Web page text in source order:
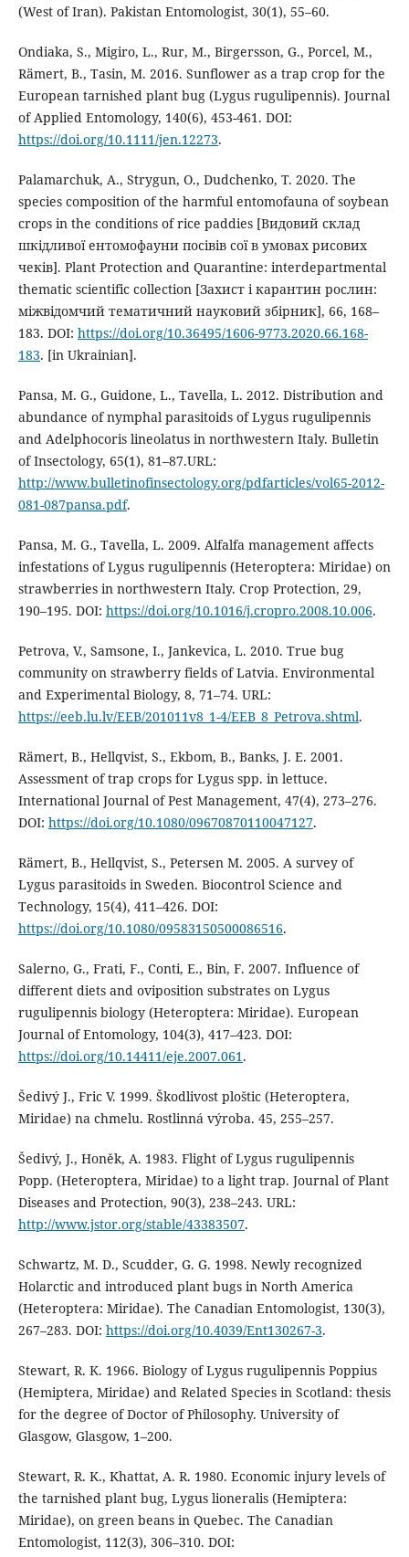
(West of Iran). Pakistan Entomologist, 30(1), 55–60.
Ondiaka, S., Migiro, L., Rur, M., Birgersson, G., Porcel, M.,
Rämert, B., Tasin, M. 2016. Sunflower as a trap crop for the
European tarnished plant bug (Lygus rugulipennis). Journal
of Applied Entomology, 140(6), 453-461. DOI:
https://doi.org/10.1111/jen.12273.
Palamarchuk, A., Strygun, O., Dudchenko, Т. 2020. The
species composition of the harmful entomofauna of soybean
crops in the conditions of rice paddies [Видовий склад
шкідливої ентомофауни посівів сої в умовах рисових
чеків]. Plant Protection and Quarantine: interdepartmental
thematic scientific collection [Захист і карантин рослин:
міжвідомчий тематичний науковий збірник], 66, 168–
183. DOI: https://doi.org/10.36495/1606-9773.2020.66.168-
183. [in Ukrainian].
Pansa, M. G., Guidone, L., Tavella, L. 2012. Distribution and
abundance of nymphal parasitoids of Lygus rugulipennis
and Adelphocoris lineolatus in northwestern Italy. Bulletin
of Insectology, 65(1), 81–87.URL:
http://www.bulletinofinsectology.org/pdfarticles/vol65-2012-
081-087pansa.pdf.
Pansa, M. G., Tavella, L. 2009. Alfalfa management affects
infestations of Lygus rugulipennis (Heteroptera: Miridae) on
strawberries in northwestern Italy. Crop Protection, 29,
190–195. DOI: https://doi.org/10.1016/j.cropro.2008.10.006.
Petrova, V., Samsone, I., Jankevica, L. 2010. True bug
community on strawberry fields of Latvia. Environmental
and Experimental Biology, 8, 71–74. URL:
https://eeb.lu.lv/EEB/201011v8_1-4/EEB_8_Petrova.shtml.
Rämert, B., Hellqvist, S., Ekbom, B., Banks, J. E. 2001.
Assessment of trap crops for Lygus spp. in lettuce.
International Journal of Pest Management, 47(4), 273–276.
DOI: https://doi.org/10.1080/09670870110047127.
Rämert, B., Hellqvist, S., Petersen M. 2005. A survey of
Lygus parasitoids in Sweden. Biocontrol Science and
Technology, 15(4), 411–426. DOI:
https://doi.org/10.1080/09583150500086516.
Salerno, G., Frati, F., Conti, E., Bin, F. 2007. Influence of
different diets and oviposition substrates on Lygus
rugulipennis biology (Heteroptera: Miridae). European
Journal of Entomology, 104(3), 417–423. DOI:
https://doi.org/10.14411/eje.2007.061 .
Šedivý J., Fric V. 1999. Škodlivost ploštic (Heteroptera,
Miridae) na chmelu. Rostlinná výroba. 45, 255–257.
Šedivý, J., Honěk, A. 1983. Flight of Lygus rugulipennis
Popp. (Heteroptera, Miridae) to a light trap. Journal of Plant
Diseases and Protection, 90(3), 238–243. URL:
http://www.jstor.org/stable/43383507.
Schwartz, M. D., Scudder, G. G. 1998. Newly recognized
Holarctic and introduced plant bugs in North America
(Heteroptera: Miridae). The Canadian Entomologist, 130(3),
267–283. DOI: https://doi.org/10.4039/Ent130267-3.
Stewart, R. K. 1966. Biology of Lygus rugulipennis Poppius
(Hemiptera, Miridae) and Related Species in Scotland: thesis
for the degree of Doctor of Philosophy. University of
Glasgow, Glasgow, 1–200.
Stewart, R. K., Khattat, A. R. 1980. Economic injury levels of
the tarnished plant bug, Lygus lioneralis (Hemiptera:
Miridae), on green beans in Quebec. The Canadian
Entomologist, 112(3), 306–310. DOI: